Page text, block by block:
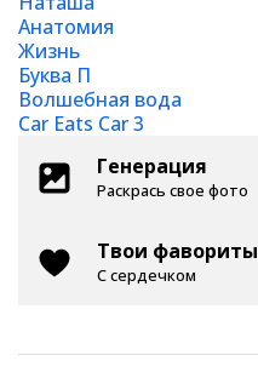
Анатомия
Жизнь
Буква П
Волшебная вода
Car Eats Car 3
Генерация
Раскрась свое фото
Твои фавориты
С сердечком